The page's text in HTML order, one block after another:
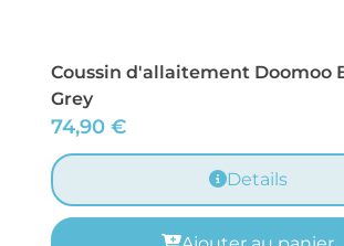
Coussin d'allaitement Doomoo
Grey
74,90 €
Details